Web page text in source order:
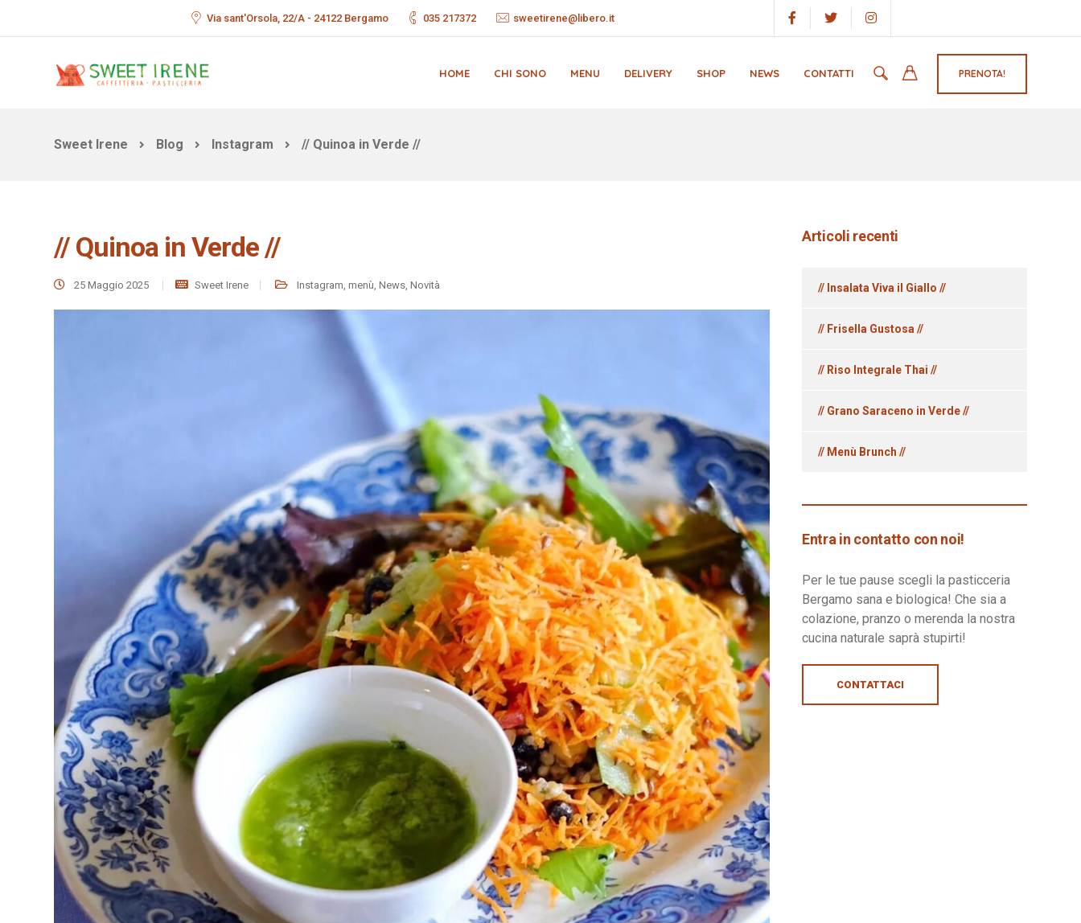
Via sant'Orsola, 22/A - 24122 Bergamo 035 217372 sweetirene@libero.it
HOME CHI SONO MENU DELIVERY SHOP NEWS CONTATTI PRENOTA!
Sweet Irene Blog Instagram // Quinoa in Verde //
// Quinoa in Verde //
25 Maggio 2025 Sweet Irene Instagram, menù, News, Novità
Articoli recenti
// Insalata Viva il Giallo //
// Frisella Gustosa //
// Riso Integrale Thai //
// Grano Saraceno in Verde //
// Menù Brunch //
Entra in contatto con noi!
Per le tue pause scegli la pasticceria
Bergamo sana e biologica! Che sia a
colazione, pranzo o merenda la nostra
cucina naturale saprà stupirti!
CONTATTACI